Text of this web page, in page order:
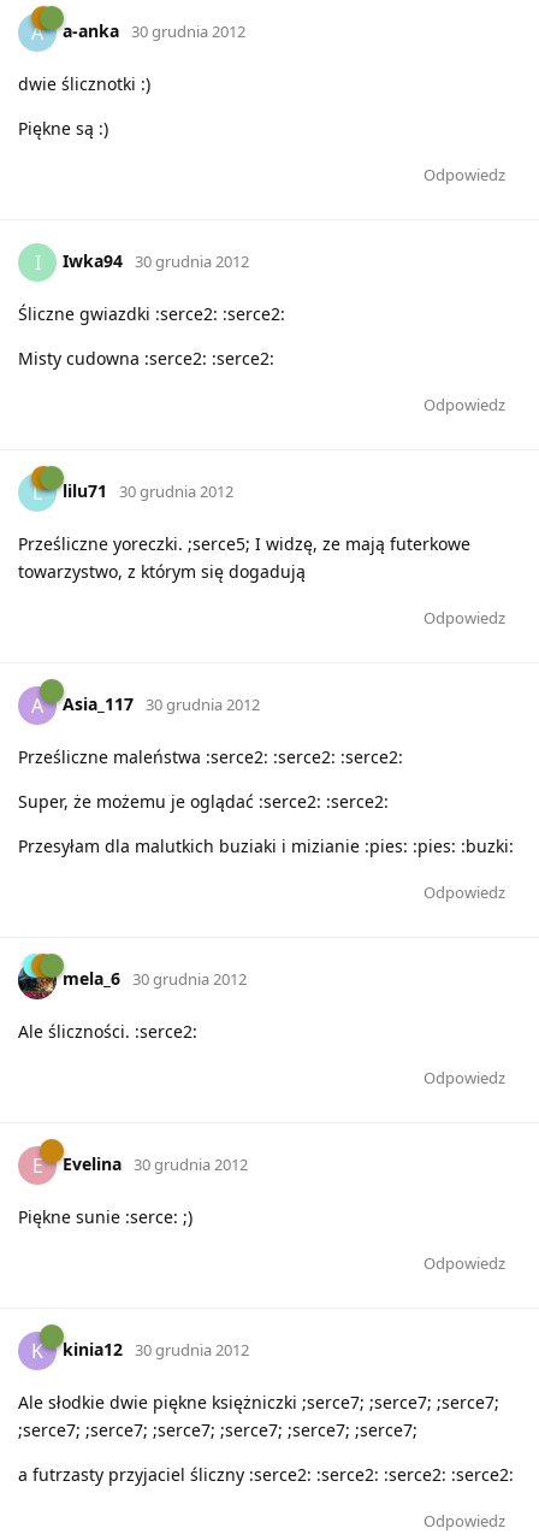
A a-anka 30 grudnia 2012
dwie ślicznotki :)
Piękne są :)
Odpowiedz
I Iwka94 30 grudnia 2012
Śliczne gwiazdki :serce2: :serce2:
Misty cudowna :serce2: :serce2:
Odpowiedz
L lilu71 30 grudnia 2012
Prześliczne yoreczki. ;serce5; I widzę, ze mają futerkowe
towarzystwo, z którym się dogadują
Odpowiedz
A Asia_117 30 grudnia 2012
Prześliczne maleństwa :serce2: :serce2: :serce2:
Super, że możemu je oglądać :serce2: :serce2:
Przesyłam dla malutkich buziaki i mizianie :pies: :pies: :buzki:
Odpowiedz
mela_6 30 grudnia 2012
Ale śliczności. :serce2:
Odpowiedz
E Evelina 30 grudnia 2012
Piękne sunie :serce: ;)
Odpowiedz
K kinia12 30 grudnia 2012
Ale słodkie dwie piękne księżniczki ;serce7; ;serce7; ;serce7;
;serce7; ;serce7; ;serce7; ;serce7; ;serce7; ;serce7;
a futrzasty przyjaciel śliczny :serce2: :serce2: :serce2: :serce2:
Odpowiedz